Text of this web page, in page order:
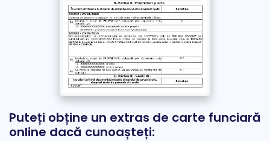
Plătește prinbancă>69Lei+ TVA
Puteți obține un extras de carte funciară
online dacă cunoașteți: